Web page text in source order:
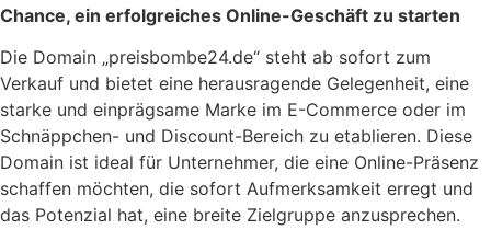
Chance, ein erfolgreiches Online-Geschäft zu starten
Die Domain „preisbombe24.de“ steht ab sofort zum
Verkauf und bietet eine herausragende Gelegenheit, eine
starke und einprägsame Marke im E-Commerce oder im
Schnäppchen- und Discount-Bereich zu etablieren. Diese
Domain ist ideal für Unternehmer, die eine Online-Präsenz
schaffen möchten, die sofort Aufmerksamkeit erregt und
das Potenzial hat, eine breite Zielgruppe anzusprechen.